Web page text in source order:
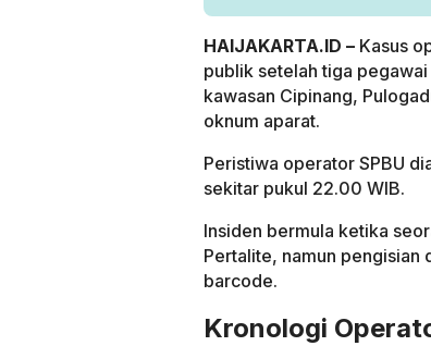
HAIJAKARTA.ID – Kasus
publik setelah tiga pegawai
kawasan Cipinang,
oknum aparat.
Peristiwa operator SPBU
sekitar pukul 22.00 WIB.
Insiden bermula ketika
Pertalite, namun pengisian
barcode.
Kronologi